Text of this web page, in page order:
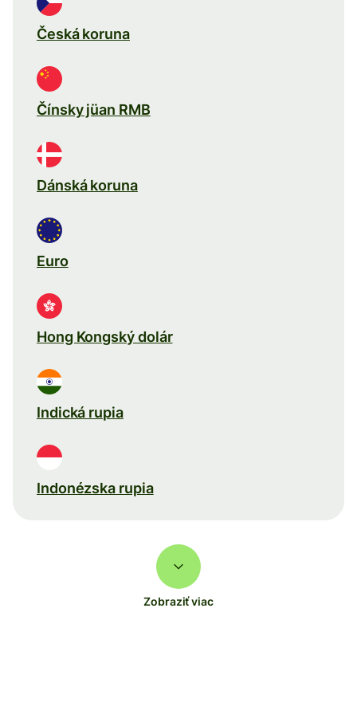
Česká koruna
Čínsky jüan RMB
Dánská koruna
Euro
Hong Kongský dolár
Indická rupia
Indonézska rupia
Zobraziť viac